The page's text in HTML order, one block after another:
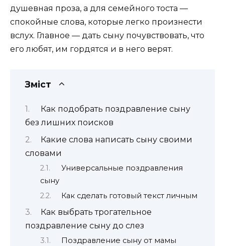
душевная проза, а для семейного тоста —
спокойные слова, которые легко произнести
вслух. Главное — дать сыну почувствовать, что
его любят, им гордятся и в него верят.
Зміст
Как подобрать поздравление сыну
без лишних поисков
Какие слова написать сыну своими
словами
Универсальные поздравления
сыну
Как сделать готовый текст личным
Как выбрать трогательное
поздравление сыну до слез
Поздравление сыну от мамы